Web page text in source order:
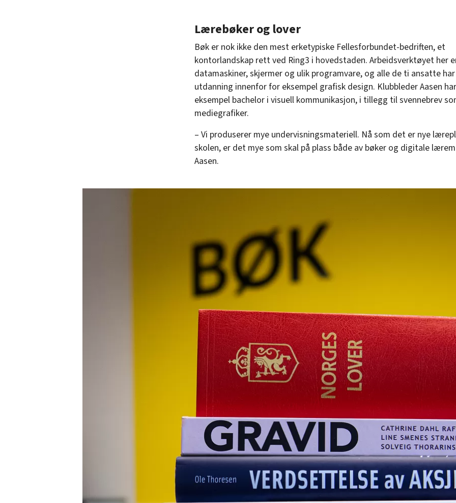
Lærebøker og lover
Bøk er nok ikke den mest erketypiske Fellesforbundet-bedriften, et
kontorlandskap rett ved Ring3 i hovedstaden. Arbeidsverktøyet her
datamaskiner, skjermer og ulik programvare, og alle de ti ansatte
utdanning innenfor for eksempel grafisk design. Klubbleder Aasen
eksempel bachelor i visuell kommunikasjon, i tillegg til svennebrev
mediegrafiker.
– Vi produserer mye undervisningsmateriell. Nå som det er nye
skolen, er det mye som skal på plass både av bøker og digitale
Aasen.